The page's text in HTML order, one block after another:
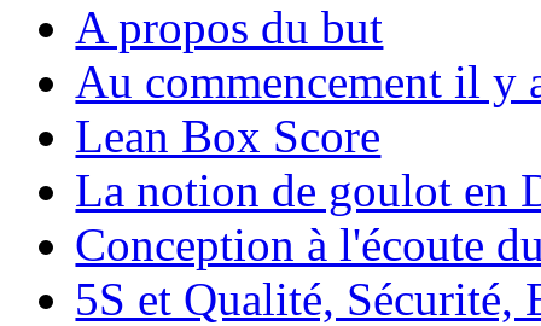
A propos du but
Au commencement il y
Lean Box Score
La notion de goulot en
Conception à l'écoute
5S et Qualité, Sécurité,